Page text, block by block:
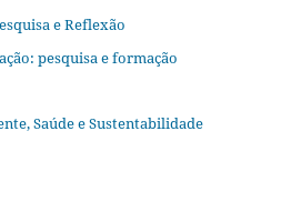
e Reflexão
pesquisa e formação
Saúde e Sustentabilidade